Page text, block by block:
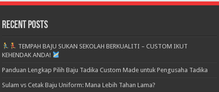
Recent Posts
TEMPAH BAJU SUKAN SEKOLAH BERKUALITI – CUSTOM IKUT
KEHENDAK ANDA!
Panduan Lengkap Pilih Baju Tadika Custom Made untuk Pengusaha Tadika
Sulam vs Cetak Baju Uniform: Mana Lebih Tahan Lama?